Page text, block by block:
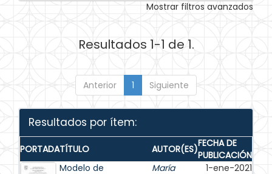
Mostrar filtros avanzados
Resultados 1-1 de 1.
Anterior 1 Siguiente
Resultados por ítem:
PORTADATÍTULO AUTOR(ES)FECHA DE
PUBLICACIÓN
Modelo de
María
1-ene-2021